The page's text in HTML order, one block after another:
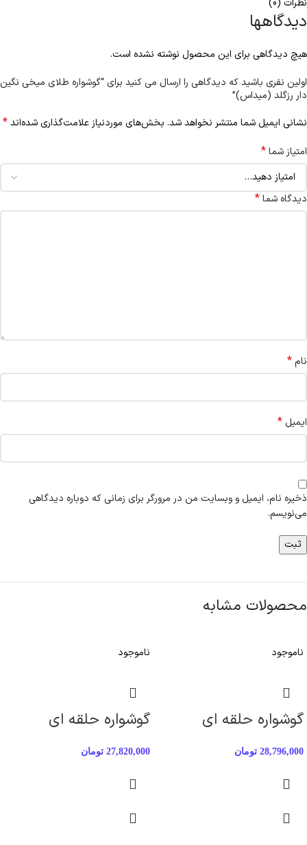
نظرات (0)
دیدگاهها
هیچ دیدگاهی برای این محصول نوشته نشده است.
اولین نفری باشید که دیدگاهی را ارسال می کنید برای “گوشواره طلای میخی نگین
دار رزگلد (میداس)”
نشانی ایمیل شما منتشر نخواهد شد. بخش‌های موردنیاز علامت‌گذاری شده‌اند*
امتیاز شما*
دیدگاه شما*
نام*
ایمیل *
ذخیره نام، ایمیل و وبسایت من در مرورگر برای زمانی که دوباره دیدگاهی
می‌نویسم.
محصولات مشابه
ناموجود
گوشواره حلقه ای
28,796,000 تومان
ناموجود
گوشواره حلقه ای
27,820,000 تومان